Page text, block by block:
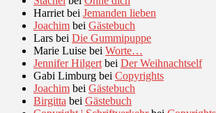
Harriet bei Jemanden lieben
Joachim bei Gästebuch
Lars bei Die Gummipuppe
Marie Luise bei Worte…
Jennifer Hilgert bei Der Weihnachtself
Gabi Limburg bei Copyrights
Joachim bei Gästebuch
Birgitta bei Gästebuch